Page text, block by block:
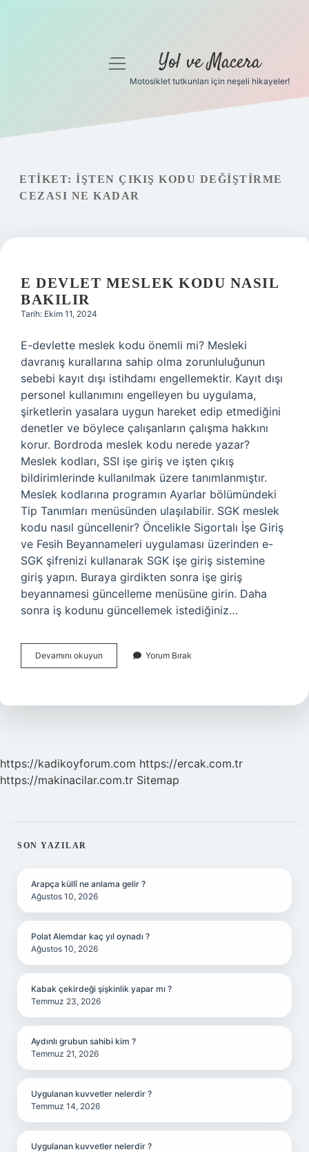
Gizlilik Politikası
Hakkımızda
menüyü
Yol ve Macera
Motosiklet tutkunları için neşeli hikayeler!
ETIKET: İŞTEN ÇIKIŞ KODU DEĞIŞTIRME
CEZASI NE KADAR
E DEVLET MESLEK KODU NASIL
BAKILIR
Tarih: Ekim 11, 2024
E-devlette meslek kodu önemli mi? Mesleki
davranış kurallarına sahip olma zorunluluğunun
sebebi kayıt dışı istihdamı engellemektir. Kayıt dışı
personel kullanımını engelleyen bu uygulama,
şirketlerin yasalara uygun hareket edip etmediğini
denetler ve böylece çalışanların çalışma hakkını
korur. Bordroda meslek kodu nerede yazar?
Meslek kodları, SSI işe giriş ve işten çıkış
bildirimlerinde kullanılmak üzere tanımlanmıştır.
Meslek kodlarına programın Ayarlar bölümündeki
Tip Tanımları menüsünden ulaşılabilir. SGK meslek
kodu nasıl güncellenir? Öncelikle Sigortalı İşe Giriş
ve Fesih Beyannameleri uygulaması üzerinden e-
SGK şifrenizi kullanarak SGK işe giriş sistemine
giriş yapın. Buraya girdikten sonra işe giriş
beyannamesi güncelleme menüsüne girin. Daha
sonra iş kodunu güncellemek istediğiniz…
Devamını okuyun
Devlet
Nasıl
Yorum Bırak
https://kadikoyforum.com https://ercak.com.tr
https://makinacilar.com.tr Sitemap
SIDEBAR
SON YAZILAR
Arapça küllî ne anlama gelir ?
Ağustos 10, 2026
Polat Alemdar kaç yıl oynadı ?
Ağustos 10, 2026
Kabak çekirdeği şişkinlik yapar mı ?
Temmuz 23, 2026
Aydınlı grubun sahibi kim ?
Temmuz 21, 2026
Uygulanan kuvvetler nelerdir ?
Temmuz 14, 2026
Uygulanan kuvvetler nelerdir ?